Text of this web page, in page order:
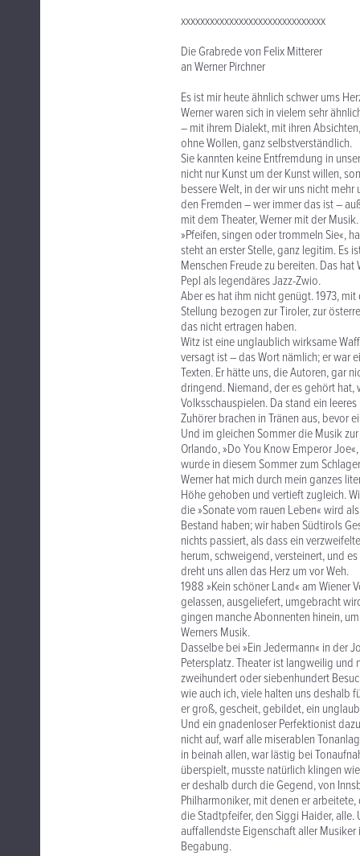
xxxxxxxxxxxxxxxxxxxxxxxxxxxxxx
Die Grabrede von Felix Mitterer
an Werner Pirchner
Es ist mir heute ähnlich schwer ums
Werner waren sich in vielem sehr
– mit ihrem Dialekt, mit ihren
ohne Wollen, ganz selbstverständlich.
Sie kannten keine Entfremdung in
nicht nur Kunst um der Kunst willen,
bessere Welt, in der wir uns nicht
den Fremden – wer immer das ist –
mit dem Theater, Werner mit der Musik.
»Pfeifen, singen oder trommeln Sie«,
steht an erster Stelle, ganz legitim. Es
Menschen Freude zu bereiten. Das
Pepl als legendäres Jazz-Zwio.
Aber es hat ihm nicht genügt. 1973,
Stellung bezogen zur Tiroler, zur
das nicht ertragen haben.
Witz ist eine unglaublich wirksame
versagt ist – das Wort nämlich; er war
Texten. Er hätte uns, die Autoren, gar
dringend. Niemand, der es gehört hat,
Volksschauspielen. Da stand ein
Zuhörer brachen in Tränen aus, bevor
Und im gleichen Sommer die Musik
Orlando, »Do You Know Emperor
wurde in diesem Sommer zum
Werner hat mich durch mein ganzes
Höhe gehoben und vertieft zugleich.
die »Sonate vom rauen Leben« wird
Bestand haben; wir haben Südtirols
nichts passiert, als dass ein
herum, schweigend, versteinert, und
dreht uns allen das Herz um vor Weh.
1988 »Kein schöner Land« am Wiener
gelassen, ausgeliefert, umgebracht
gingen manche Abonnenten hinein,
Werners Musik.
Dasselbe bei »Ein Jedermann« in der
Petersplatz. Theater ist langweilig und
zweihundert oder siebenhundert
wie auch ich, viele halten uns deshalb
er groß, gescheit, gebildet, ein
Und ein gnadenloser Perfektionist
nicht auf, warf alle miserablen
in beinah allen, war lästig bei
überspielt, musste natürlich klingen
er deshalb durch die Gegend, von
Philharmoniker, mit denen er
die Stadtpfeifer, den Siggi Haider,
auffallendste Eigenschaft aller
Begabung.